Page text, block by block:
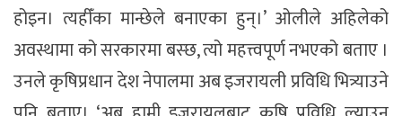
होइन। त्यहीँका मान्छेले बनाएका हुन्।’ ओलीले अहिलेको
अवस्थामा को सरकारमा बस्छ, त्यो महत्त्वपूर्ण नभएको बताए ।
उनले कृषिप्रधान देश नेपालमा अब इजरायली प्रविधि भित्र्याउने